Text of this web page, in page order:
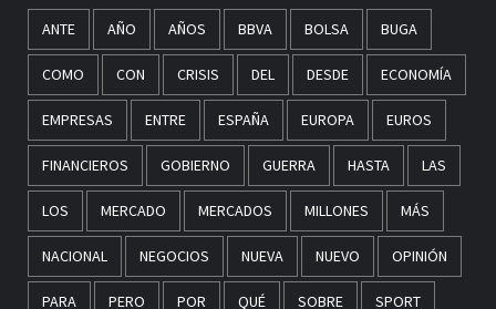
ANTE AÑO AÑOS BBVA BOLSA BUGA
COMO CON CRISIS DEL DESDE ECONOMÍA
EMPRESAS ENTRE ESPAÑA EUROPA EUROS
FINANCIEROS GOBIERNO GUERRA HASTA LAS
LOS MERCADO MERCADOS MILLONES MÁS
NACIONAL NEGOCIOS NUEVA NUEVO OPINIÓN
PARA PERO POR QUÉ SOBRE SPORT